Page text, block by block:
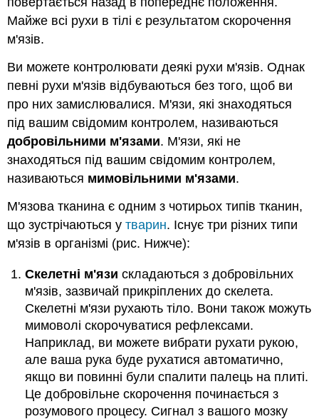
Майже всі рухи в тілі є результатом скорочення
м'язів.
Ви можете контролювати деякі рухи м'язів. Однак
певні рухи м'язів відбуваються без того, щоб ви
про них замислювалися. М'язи, які знаходяться
під вашим свідомим контролем, називаються
добровільними м'язами. М'язи, які не
знаходяться під вашим свідомим контролем,
називаються мимовільними м'язами.
М'язова тканина є одним з чотирьох типів тканин,
що зустрічаються утварин. Існує три різних типи
м'язів в організмі (рис. Нижче):
Скелетні м'язи складаються з добровільних
м'язів, зазвичай прикріплених до скелета.
Скелетні м'язи рухають тіло. Вони також можуть
мимоволі скорочуватися рефлексами.
Наприклад, ви можете вибрати рухати рукою,
але ваша рука буде рухатися автоматично,
якщо ви повинні були спалити палець на плиті.
Це добровільне скорочення починається з
розумового процесу. Сигнал з вашого мозку